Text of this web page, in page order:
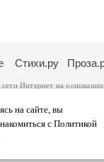
на сайте, вы
с Политикой
Стихи.ру
сети Интернет на
его автора, к
законодательства
информацию о
полумиллиона
посетителей.